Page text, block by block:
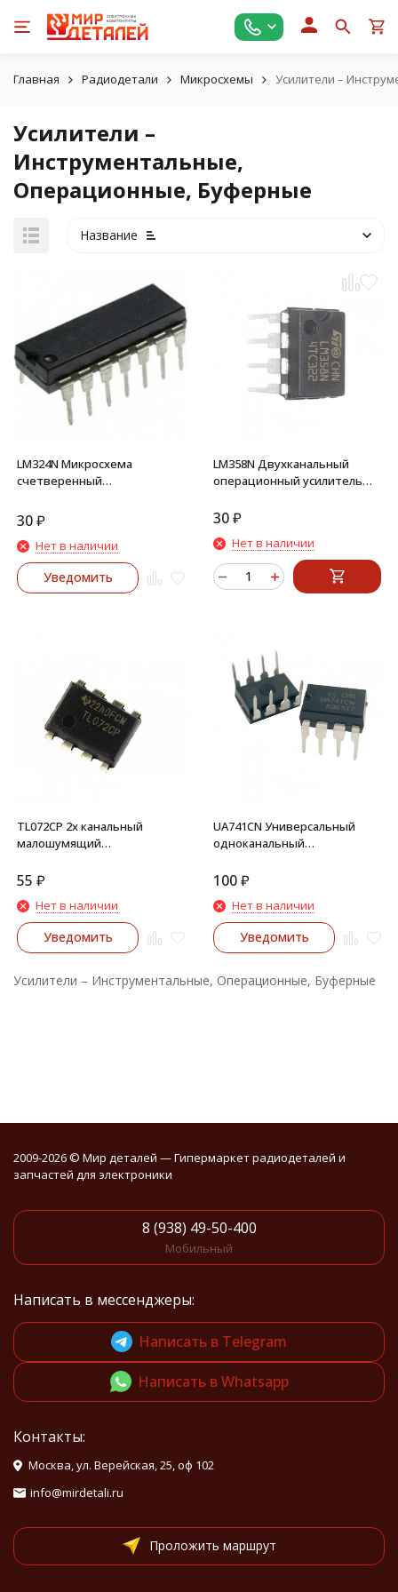
Главная Радиодетали Микросхемы Усилители –
Усилители –
Инструментальные,
Операционные, Буферные
Название
LM324N Микросхема
счетверенный
DIP-14
30₽
Нет в наличии
Уведомить
LM358N Двухканальный
операционный усилитель
30₽
Нет в наличии
TL072CP 2х канальный
малошумящий
(DIP-8)
55 ₽
Нет в наличии
Уведомить
UA741CN Универсальный
одноканальный
(DIP-8)
100₽
Нет в наличии
Уведомить
Усилители – Инструментальные, Операционные, Буферные
2009-2026 © Мир деталей — Гипермаркет радиодеталей и
запчастей для электроники
8 (938) 49-50-400
Мобильный
Написать в мессенджеры:
Написать в Telegram
Написать в Whatsapp
Контакты:
Москва, ул. Верейская, 25, оф 102
info@mirdetali.ru
Проложить маршрут